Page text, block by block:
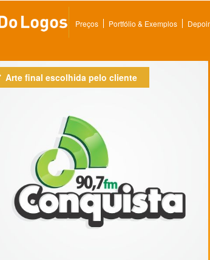
Preços Portfólio & Exemplos
Arte final escolhida pelo cliente